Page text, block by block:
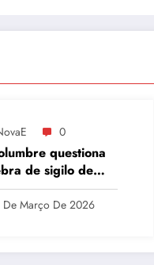
0
questiona
de sigilo de
em meio a
na CPMI
De Março De 2026